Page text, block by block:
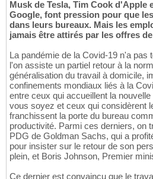
Musk de Tesla, Tim Cook d'Apple
Google, font pression pour que
dans leurs bureaux. Mais les
jamais être attirés par les offres
La pandémie de la Covid-19 n'a pas
l'on assiste un partiel retour à la
généralisation du travail à domicile,
confinements mondiaux liés à la
entre ceux qui accueillent la
vous soyez et ceux qui considèrent
franchissent la porte du bureau
productivité. Parmi ces derniers, on
PDG de Goldman Sachs, qui a
pour insister sur le retour de son
plein, et Boris Johnson, Premier
Ce dernier est convaincu que le